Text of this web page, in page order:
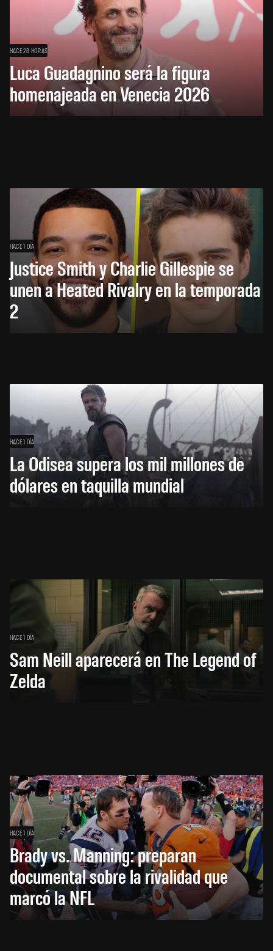
HACE 23 HORAS
Luca Guadagnino será la figura
homenajeada en Venecia 2026
HACE 1 DÍA
Justice Smith y Charlie Gillespie se
unen a Heated Rivalry en la temporada
2
HACE 1 DÍA
La Odisea supera los mil millones de
dólares en taquilla mundial
HACE 1 DÍA
Sam Neill aparecerá en The Legend of
Zelda
HACE 1 DÍA
Brady vs. Manning: preparan
documental sobre la rivalidad que
marcó la NFL